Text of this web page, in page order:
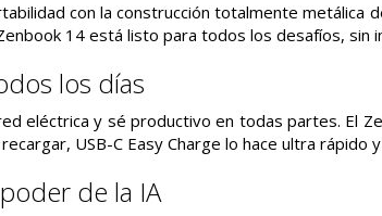
con la construcción totalmente metálica
14 está listo para todos los desafíos, sin
los días
eléctrica y sé productivo en todas partes. El
USB-C Easy Charge lo hace ultra rápido
de la IA